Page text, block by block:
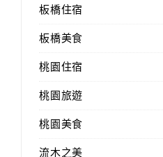
板橋住宿
板橋美食
桃園住宿
桃園旅遊
桃園美食
流木之美